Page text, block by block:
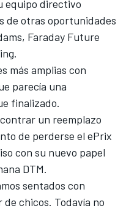
equipo directivo
de otras oportunidades
Faraday Future
más amplias con
parecía una
finalizado.
un reemplazo
de perderse el ePrix
con su nuevo papel
DTM.
sentados con
chicos. Todavía no